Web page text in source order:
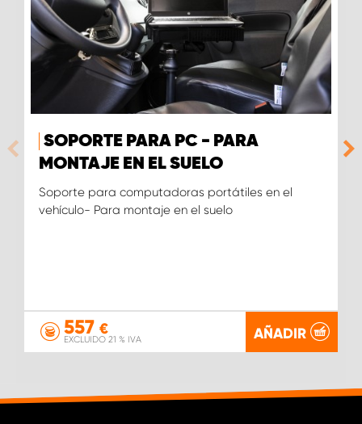
SOPORTE PARA PC - PARA
MONTAJE EN EL SUELO
Soporte para computadoras portátiles en el
vehículo- Para montaje en el suelo
557 €
EXCLUIDO 21 % IVA AÑADIR